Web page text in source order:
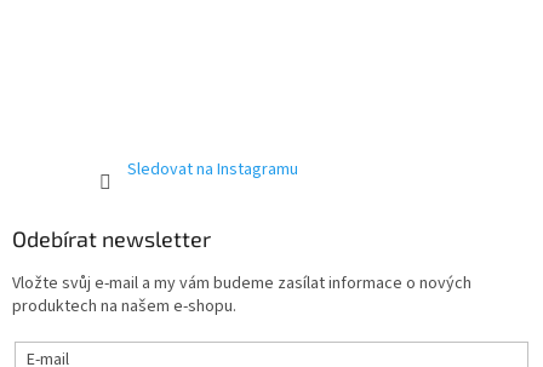
Sledovat na Instagramu
Odebírat newsletter
Vložte svůj e-mail a my vám budeme zasílat informace o nových
produktech na našem e-shopu.
E-mail